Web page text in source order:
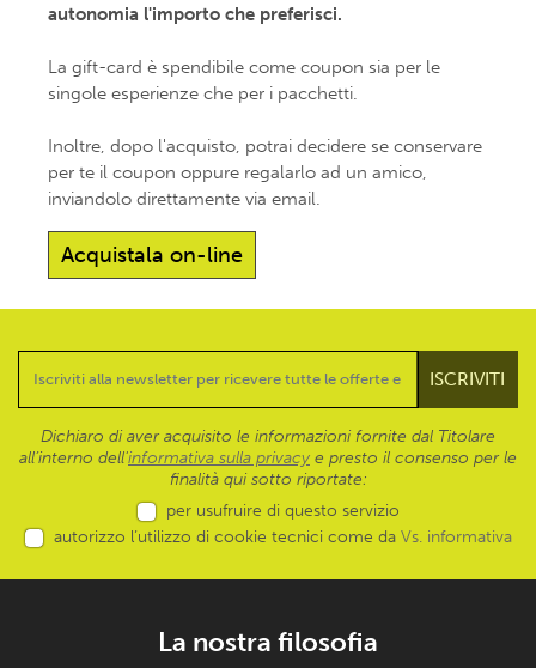
autonomia l'importo che preferisci.
La gift-card è spendibile come coupon sia per le
singole esperienze che per i pacchetti.
Inoltre, dopo l'acquisto, potrai decidere se conservare
per te il coupon oppure regalarlo ad un amico,
inviandolo direttamente via email.
Acquistala on-line
Dichiaro di aver acquisito le informazioni fornite dal Titolare
all’interno dell'informativa sulla privacy e presto il consenso per le
finalità qui sotto riportate:
per usufruire di questo servizio
autorizzo l’utilizzo di cookie tecnici come da Vs. informativa
La nostra filosofia